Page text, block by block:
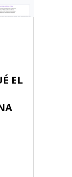
EL